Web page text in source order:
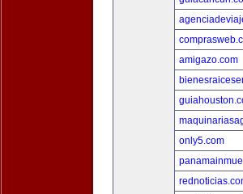
amigazo.com
only5.com